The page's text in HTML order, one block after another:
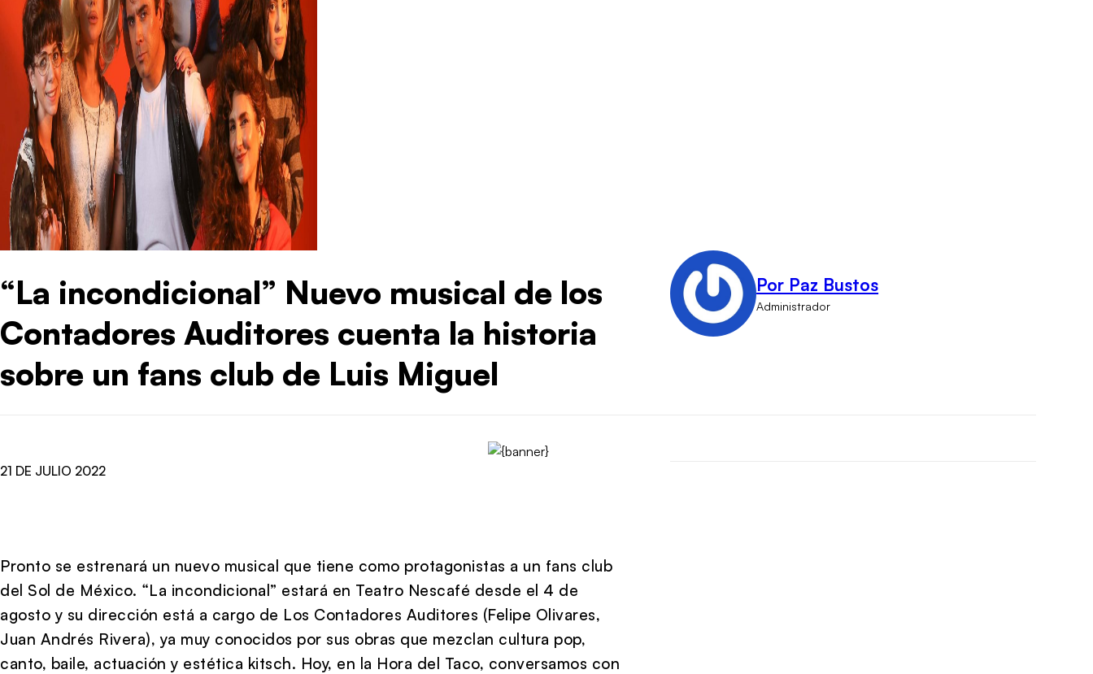
“La incondicional” Nuevo musical de los
Contadores Auditores cuenta la historia
sobre un fans club de Luis Miguel
Por Paz Bustos
Administrador
21 DE JULIO 2022
Pronto se estrenará un nuevo musical que tiene como protagonistas a un fans club
del Sol de México. “La incondicional” estará en Teatro Nescafé desde el 4 de
agosto y su dirección está a cargo de Los Contadores Auditores (Felipe Olivares,
Juan Andrés Rivera), ya muy conocidos por sus obras que mezclan cultura pop,
canto, baile, actuación y estética kitsch. Hoy, en la Hora del Taco, conversamos con